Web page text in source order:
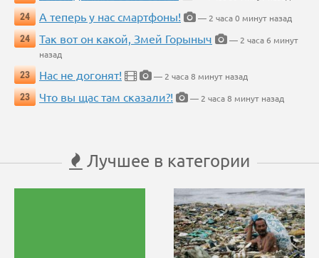
24
А теперь у нас смартфоны!
— 2 часа 0 минут назад
24
Так вот он какой, Змей Горыныч
— 2 часа 6 минут
назад
23
Нас не догонят!
— 2 часа 8 минут назад
23
Что вы щас там сказали?! — 2 часа 8 минут назад
Лучшее в категории